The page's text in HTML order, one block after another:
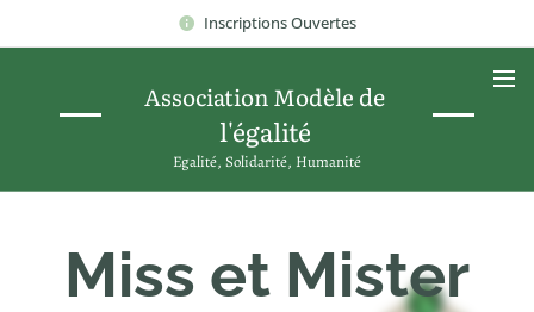
Inscriptions Ouvertes
Association Modèle de
l'égalité
Egalité, Solidarité, Humanité
Miss et Mister